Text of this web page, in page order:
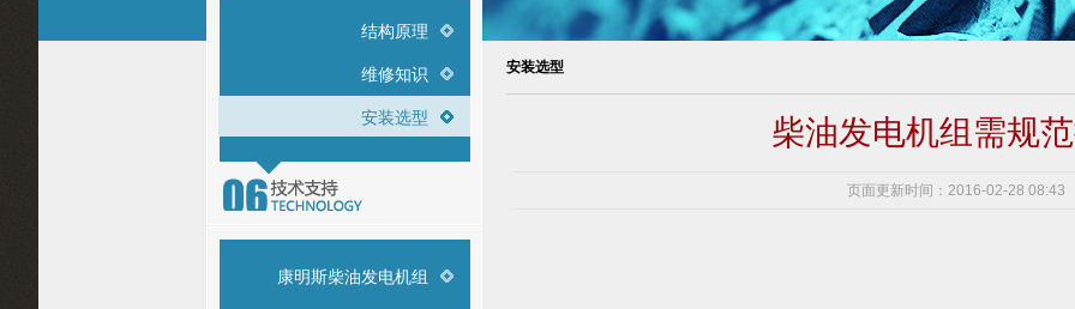
结构原理
维修知识
安装选型
康明斯柴油发电机组
安装选型
柴油发电机组需规
页面更新时间：2016-02-28 08:43